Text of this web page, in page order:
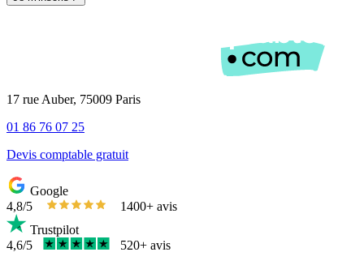
17 rue Auber, 75009 Paris
01 86 76 07 25
Devis comptable gratuit
Google
4,8/5
1400+ avis
Trustpilot
4,6/5
520+ avis